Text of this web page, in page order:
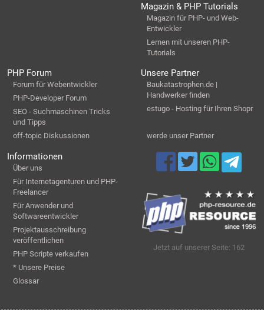
Magazin & PHP Tutorials
Magazin für PHP- und Web-
Entwickler
Lernen mit unseren PHP-
Tutorials
PHP Forum
Forum für Webentwickler
PHP-Developer Forum
SEO - Suchmaschinen Tricks
und Tipps
off-topic Diskussionen
Unsere Partner
Baukatastrophen.de |
Handwerker finden
estugo - Hosting für Ihren Shopr
werde unser Partner
Informationen
Über uns
Für Internetagenturen und PHP-
Freelancer
Für Anwender und
Softwareentwickler
Projektausschreibung
veröffentlichen
PHP Scripte verkaufen
* Unsere Preise
Glossar
Jetzt auf unserer Seite: 162